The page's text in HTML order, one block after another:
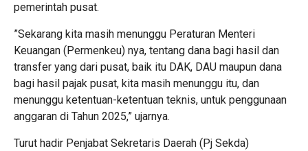
pemerintah pusat.
”Sekarang kita masih menunggu Peraturan Menteri
Keuangan (Permenkeu) nya, tentang dana bagi hasil dan
transfer yang dari pusat, baik itu DAK, DAU maupun dana
bagi hasil pajak pusat, kita masih menunggu itu, dan
menunggu ketentuan-ketentuan teknis, untuk penggunaan
anggaran di Tahun 2025,” ujarnya.
Turut hadir Penjabat Sekretaris Daerah (Pj Sekda)